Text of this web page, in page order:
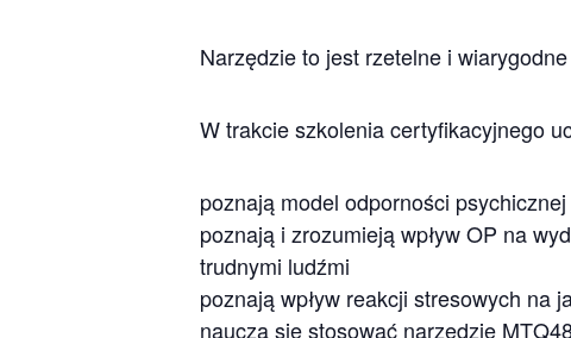
Narzędzie to jest rzetelne i
W trakcie szkolenia certyfikacyjnego
poznają model odporności
poznają i zrozumieją wpływ OP na
trudnymi ludźmi
poznają wpływ reakcji stresowych na
nauczą się stosować narzędzie